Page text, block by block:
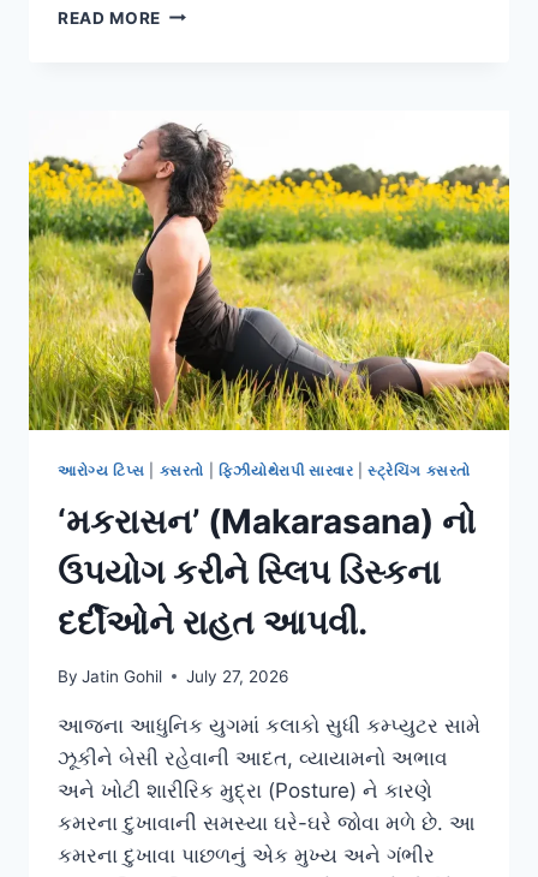
READ MORE ‘યીન
(FASCIA)
અને
કનેક્ટિવ
ટિશ્યુને
રિલેક્સ
કરવાની
પદ્ધતિ.
આરોગ્ય ટિપ્સ કસરતો ફિઝીયોથેરાપી સારવાર |સ્ટ્રેચિંગ કસરતો
‘મકરાસન’ (Makarasana) નો
ઉપયોગ કરીને સ્લિપ ડિસ્કના
દર્દીઓને રાહત આપવી.
By Jatin Gohil July 27, 2026
આજના આધુનિક યુગમાં કલાકો સુધી કમ્પ્યુટર સામે
ઝૂકીને બેસી રહેવાની આદત, વ્યાયામનો અભાવ
અને ખોટી શારીરિક મુદ્રા (Posture) ને કારણે
કમરના દુખાવાની સમસ્યા ઘરે-ઘરે જોવા મળે છે. આ
કમરના દુખાવા પાછળનું એક મુખ્ય અને ગંભીર